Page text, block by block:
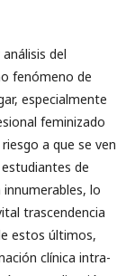
del
fenómeno de
especialmente
feminizado
a que se ven
de
lo
trascendencia
estos últimos,
clínica intra-